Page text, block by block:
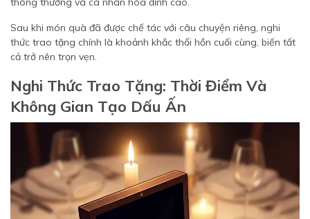
Sau khi món quà đã được chế tác với câu chuyện riêng, nghi
thức trao tặng chính là khoảnh khắc thổi hồn cuối cùng, biến tất
cả trở nên trọn vẹn.
Nghi Thức Trao Tặng: Thời Điểm Và
Không Gian Tạo Dấu Ấn